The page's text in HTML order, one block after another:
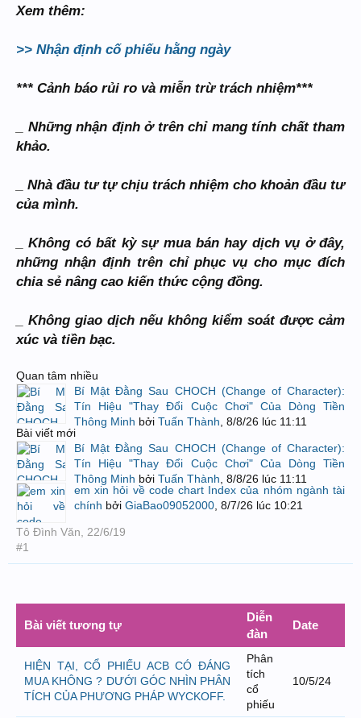
Xem thêm:
>> Nhận định cố phiếu hằng ngày
*** Cảnh báo rủi ro và miễn trừ trách nhiệm***
_ Những nhận định ở trên chỉ mang tính chất tham
khảo.
_ Nhà đầu tư tự chịu trách nhiệm cho khoản đầu tư
của mình.
_ Không có bất kỳ sự mua bán hay dịch vụ ở đây,
những nhận định trên chỉ phục vụ cho mục đích
chia sẻ nâng cao kiến thức cộng đồng.
_ Không giao dịch nếu không kiểm soát được cảm
xúc và tiền bạc.
Quan tâm nhiều
Bí Mật Đằng Sau CHOCH (Change of Character):
Tín Hiệu "Thay Đổi Cuộc Chơi" Của Dòng Tiền
Thông Minh bởi Tuấn Thành 8/8/26 lúc 11:11
Bài viết mới
Bí Mật Đằng Sau CHOCH (Change of Character):
Tín Hiệu "Thay Đổi Cuộc Chơi" Của Dòng Tiền
Thông Minh bởi Tuấn Thành 8/8/26 lúc 11:11
em xin hỏi về code chart Index của nhóm ngành tài
chính bởi GiaBao09052000 8/7/26 lúc 10:21
Tô Đình Văn
22/6/19
#1
Bài viết tương tự
Diễn
đàn
Date
HIỆN TẠI, CỔ PHIẾU ACB CÓ ĐÁNG
MUA KHÔNG ? DƯỚI GÓC NHÌN PHÂN
TÍCH CỦA PHƯƠNG PHÁP WYCKOFF.
Phân
tích
cổ
phiếu
10/5/24